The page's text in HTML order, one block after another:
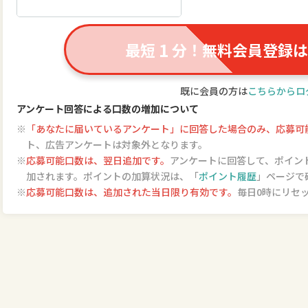
最短 1分！無料会員登録
既に会員の方はこちらから
アンケート回答による口数の増加について
「あなたに届いているアンケート」に回答した場合のみ、応募
ト、広告アンケートは対象外となります。
応募可能口数は、翌日追加です。 アンケートに回答して、ポイ
加されます。ポイントの加算状況は、「ポイント履歴」ページ
応募可能口数は、追加された当日限り有効です。 毎日0時にリセ